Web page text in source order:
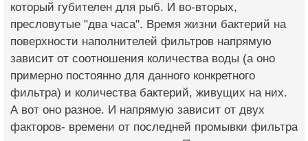
который губителен для рыб. И во-вторых,
пресловутые "два часа". Время жизни бактерий на
поверхности наполнителей фильтров напрямую
зависит от соотношения количества воды (а оно
примерно постоянно для данного конкретного
фильтра) и количества бактерий, живущих на них.
А вот оно разное. И напрямую зависит от двух
факторов- времени от последней промывки фильтра